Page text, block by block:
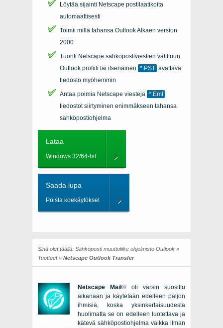
Löytää sijainti Netscape postilaatikoita
automaattisesti
Toimii millä tahansa OutlookAlkaen version
2000
Tuonti Netscape sähköpostiviestien valittuun
Outlook profiili tai itsenäinen *.PST avattava
tiedosto myöhemmin
Antaa poimia Netscape viestejä *.Eml
tiedostot siirtyminen enimmäkseen tahansa
sähköpostiohjelma
Lataa
Windows 32/64-bit
Saada lupa
Poista koekäytökset
Sinä olet täällä: Sähköposti muuttoliike ohjelmisto Outlook »
Tuotteet» Netscape Outlook Transfer
Netscape Mail® oli varsin suosittu
aikanaan ja käytetään edelleen paljon
ihmisiä, koska yksinkertaisuudesta
huolimatta se on edelleen luotettava ja
kätevä sähköpostiohjelma vaikka ilman